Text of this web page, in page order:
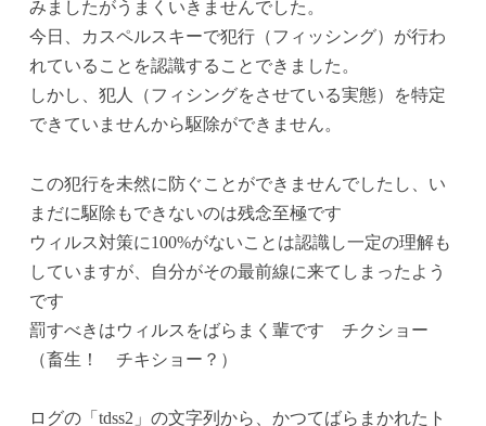
みましたがうまくいきませんでした。
今日、カスペルスキーで犯行（フィッシング）が行わ
れていることを認識することできました。
しかし、犯人（フィシングをさせている実態）を特定
できていませんから駆除ができません。
この犯行を未然に防ぐことができませんでしたし、い
まだに駆除もできないのは残念至極です
ウィルス対策に100%がないことは認識し一定の理解も
していますが、自分がその最前線に来てしまったよう
です
罰すべきはウィルスをばらまく輩です チクショー
（畜生！ チキショー？）
ログの「tdss2」の文字列から、かつてばらまかれたト